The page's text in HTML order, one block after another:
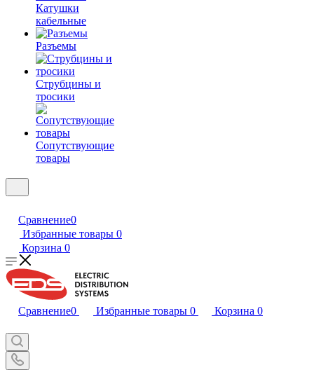
Катушки
кабельные
Разъемы
Струбцины и
тросики
Сопутствующие
товары
Сравнение0
Избранные товары 0
Корзина 0
Сравнение0 Избранные товары 0 Корзина 0